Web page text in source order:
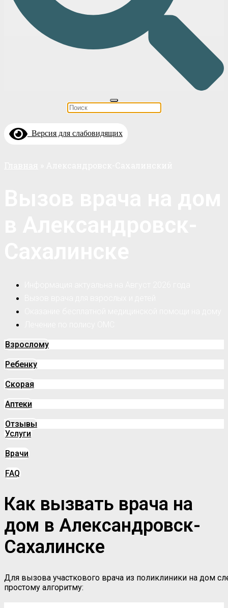
Версия для слабовидящих
Взрослому
Ребенку
Скорая
Аптеки
Отзывы
Услуги
Врачи
FAQ
Как вызвать врача на
дом в Александровск-
Сахалинске
Для вызова участкового врача из поликлиники на дом
простому алгоритму: